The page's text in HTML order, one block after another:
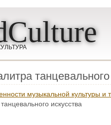
танцевального
музыкальной культуры и
искусства